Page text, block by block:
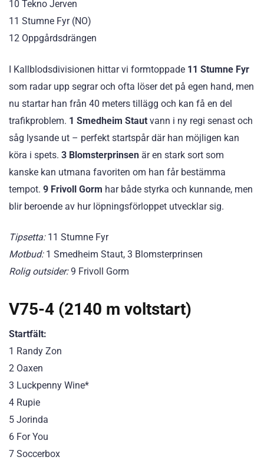
10 Tekno Jerven
11 Stumne Fyr (NO)
12 Oppgårdsdrängen
I Kallblodsdivisionen hittar vi formtoppade 11 Stumne Fyr
som radar upp segrar och ofta löser det på egen hand, men
nu startar han från 40 meters tillägg och kan få en del
trafikproblem. 1 Smedheim Staut vann i ny regi senast och
såg lysande ut – perfekt startspår där han möjligen kan
köra i spets. 3 Blomsterprinsen är en stark sort som
kanske kan utmana favoriten om han får bestämma
tempot. 9 Frivoll Gorm har både styrka och kunnande, men
blir beroende av hur löpningsförloppet utvecklar sig.
Tipsetta:11 Stumne Fyr
Motbud:1 Smedheim Staut, 3 Blomsterprinsen
Rolig outsider:9 Frivoll Gorm
V75-4 (2140 m voltstart)
Startfält:
1 Randy Zon
2 Oaxen
3 Luckpenny Wine*
4 Rupie
5 Jorinda
6 For You
7 Soccerbox